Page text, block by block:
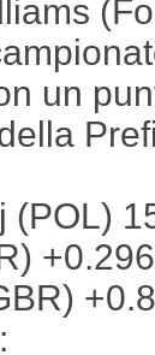
un
(POL)
+0.296